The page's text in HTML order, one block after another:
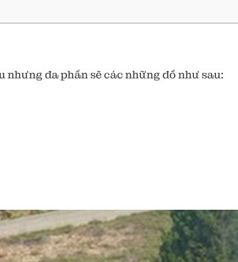
đa phần sẽ các những đồ như sau: